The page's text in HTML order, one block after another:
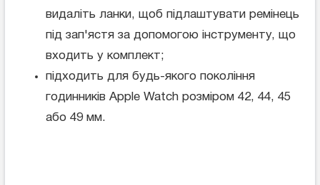
видаліть ланки, щоб підлаштувати ремінець
під зап'ястя за допомогою інструменту, що
входить у комплект;
підходить для будь-якого покоління
годинників Apple Watch розміром 42, 44, 45
або 49 мм.